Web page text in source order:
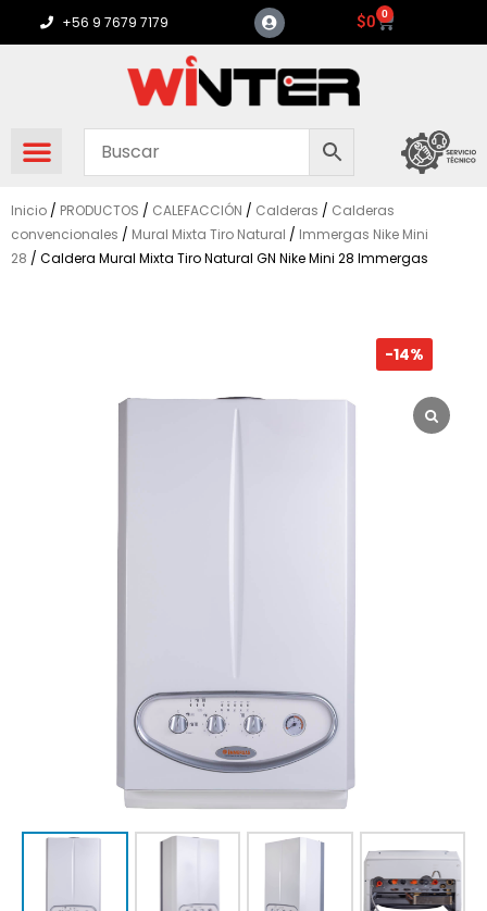
+56 9 7679 7179 $0 0
Carrito
Inicio / PRODUCTOS / CALEFACCIÓN / Calderas / Calderas
convencionales / Mural Mixta Tiro Natural / Immergas Nike Mini
28 / Caldera Mural Mixta Tiro Natural GN Nike Mini 28 Immergas
-14%